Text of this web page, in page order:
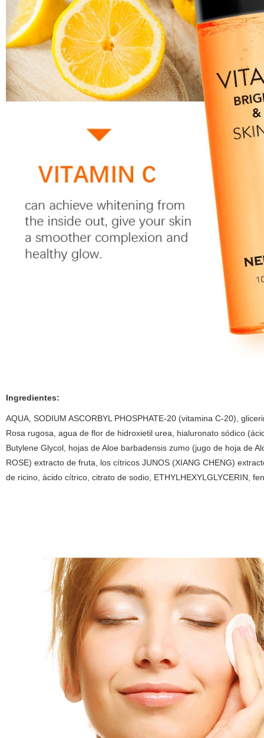
Ingredientes:
AQUA, SODIUM ASCORBYL PHOSPHATE-20 (vitamina C-20),
Rosa rugosa, agua de flor de hidroxietil urea, hialuronato sódico
Butylene Glycol, hojas de Aloe barbadensis zumo (jugo de hoja de
ROSE) extracto de fruta, los cítricos JUNOS (XIANG CHENG)
de ricino, ácido cítrico, citrato de sodio, ETHYLHEXYLGLYCERIN,